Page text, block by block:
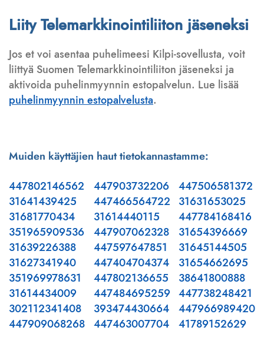
Liity Telemarkkinointiliiton jäseneksi
Jos et voi asentaa puhelimeesi Kilpi-sovellusta, voit
liittyä Suomen Telemarkkinointiliiton jäseneksi ja
aktivoida puhelinmyynnin estopalvelun. Lue lisää
puhelinmyynnin estopalvelusta.
Muiden käyttäjien haut tietokannastamme:
447802146562
31641439425
31681770434
351965909536
31639226388
31627341940
351969978631
31614434009
302112341408
447909068268
447903732206
447466564722
31614440115
447907062328
447597647851
447404704374
447802136655
447484695259
393474430664
447463007704
447506581372
31631653025
447784168416
31654396669
31645144505
31654662695
38641800888
447738248421
447966989420
41789152629